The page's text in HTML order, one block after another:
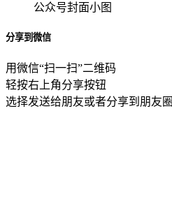
公众号封面小图
分享到微信
用微信“扫一扫”二维码
轻按右上角分享按钮
选择发送给朋友或者分享到朋友圈